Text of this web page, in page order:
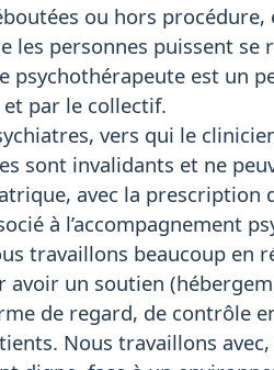
ou hors
les personnes puissent se
psychothérapeute est un
et par le collectif.
vers qui le
sont invalidants et ne
avec la
à l’accompagnement
travaillons beaucoup en
un soutien
de regard, de contrôle
Nous travaillons